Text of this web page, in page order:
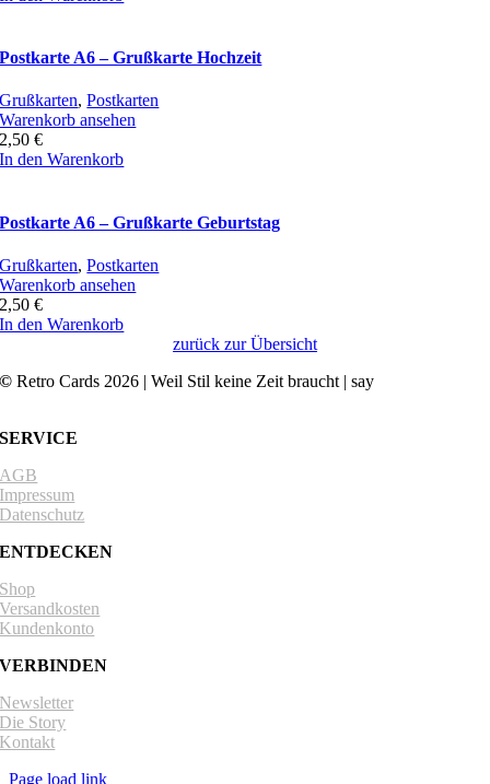
Postkarte A6 – Grußkarte Hochzeit
Grußkarten,Postkarten
Warenkorb ansehen
2,50€
In den Warenkorb
Postkarte A6 – Grußkarte Geburtstag
Grußkarten,Postkarten
Warenkorb ansehen
2,50€
In den Warenkorb
zurück zur Übersicht
©Retro Cards 2026 | Weil Stil keine Zeit braucht | say
SERVICE
AGB
Impressum
Datenschutz
ENTDECKEN
Shop
Versandkosten
Kundenkonto
VERBINDEN
Newsletter
Die Story
Kontakt
Page load link